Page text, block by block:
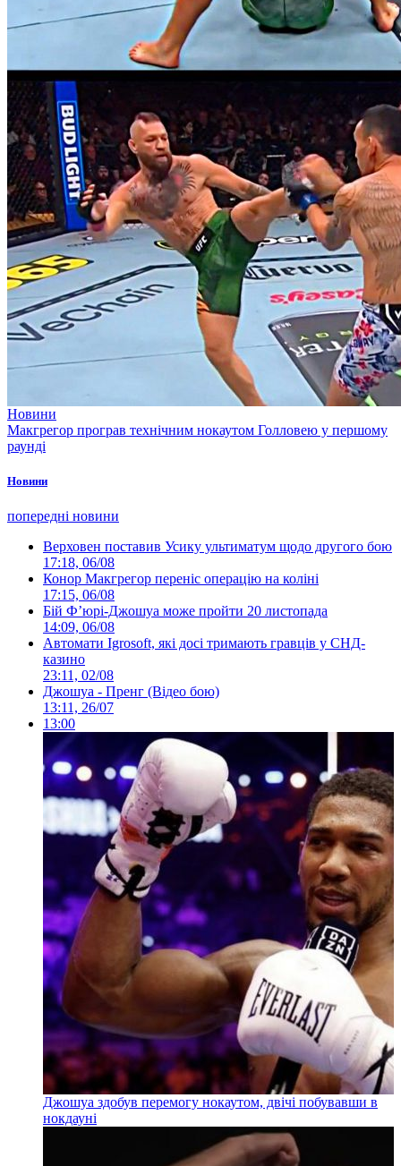
Новини
Макгрегор програв технічним нокаутом Голловею у першому
раунді
Новини
попередні новини
Верховен поставив Усику ультиматум щодо другого бою
17:18, 06/08
Конор Макгрегор переніс операцію на коліні
17:15, 06/08
Бій Ф’юрі-Джошуа може пройти 20 листопада
14:09, 06/08
Автомати Igrosoft, які досі тримають гравців у СНД-
казино
23:11, 02/08
Джошуа - Пренг (Відео бою)
13:11, 26/07
13:00
Джошуа здобув перемогу нокаутом, двічі побувавши в
нокдауні